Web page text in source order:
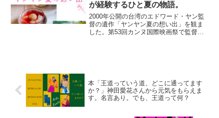
が経験するひと夏の物語。
2000年公開の台湾のエドワード・ヤン監
督の遺作「ヤンヤン夏の想い出」を観ま
した。第53回カンヌ国際映画祭で監督賞
本「王道っていう道、どこに通ってます
か？」神田愛花さんから元気をもらえま
す。名言あり。でも、王道って何？